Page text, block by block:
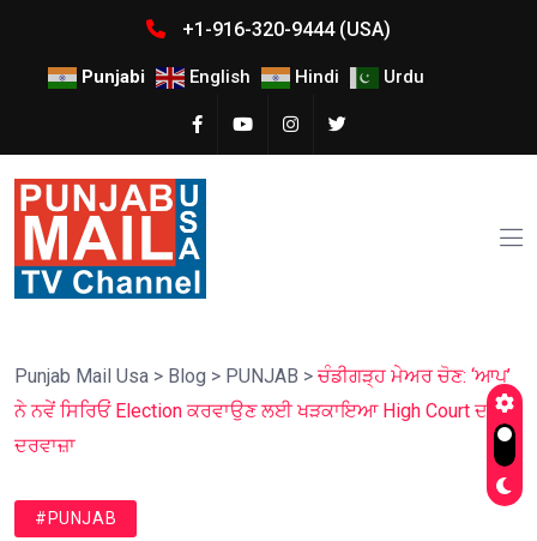
+1-916-320-9444 (USA)
Punjabi English Hindi Urdu
Punjab Mail Usa > Blog > PUNJAB > ਚੰਡੀਗੜ੍ਹ ਮੇਅਰ ਚੋਣ: ‘ਆਪ’
ਨੇ ਨਵੇਂ ਸਿਰਿਓਂ Election ਕਰਵਾਉਣ ਲਈ ਖੜਕਾਇਆ High Court ਦਾ
ਦਰਵਾਜ਼ਾ
#PUNJAB